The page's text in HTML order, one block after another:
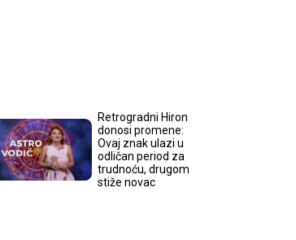
Retrogradni Hiron
donosi promene:
Ovaj znak ulazi u
odličan period za
trudnoću, drugom
stiže novac